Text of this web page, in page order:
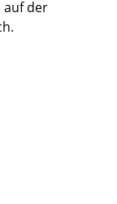
auf der